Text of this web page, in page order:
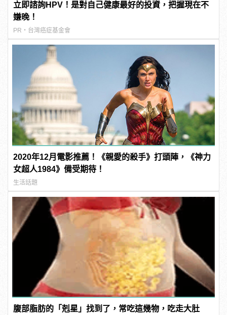
立即諮詢HPV！是對自己健康最好的投資，把握現在不
嫌晚！
PR・台灣癌症基金會
2020年12月電影推薦！《親愛的殺手》打頭陣，《神力
女超人1984》備受期待！
生活話題
腹部脂肪的「剋星」找到了，常吃這幾物，吃走大肚